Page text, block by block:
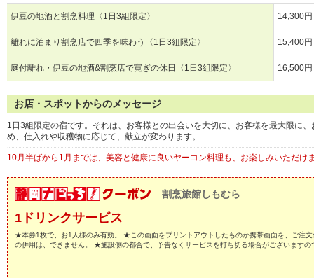
伊豆の地酒と割烹料理〈1日3組限定〉 14,300円
離れに泊まり割烹店で四季を味わう〈1日3組限定〉 15,400円
庭付離れ・伊豆の地酒&割烹店で寛ぎの休日〈1日3組限定〉 16,500円
お店・スポットからのメッセージ
1日3組限定の宿です。それは、お客様との出会いを大切に、お客様を最大限に
め、仕入れや収穫物に応じて、献立が変わります。
10月半ばから1月までは、美容と健康に良いヤーコン料理も、お楽しみいただけ
割烹旅館しもむら
1ドリンクサービス
★本券1枚で、お1人様のみ有効。 ★この画面をプリントアウトしたものか携帯画面を、ご注
の併用は、できません。 ★施設側の都合で、予告なくサービスを打ち切る場合がございますの